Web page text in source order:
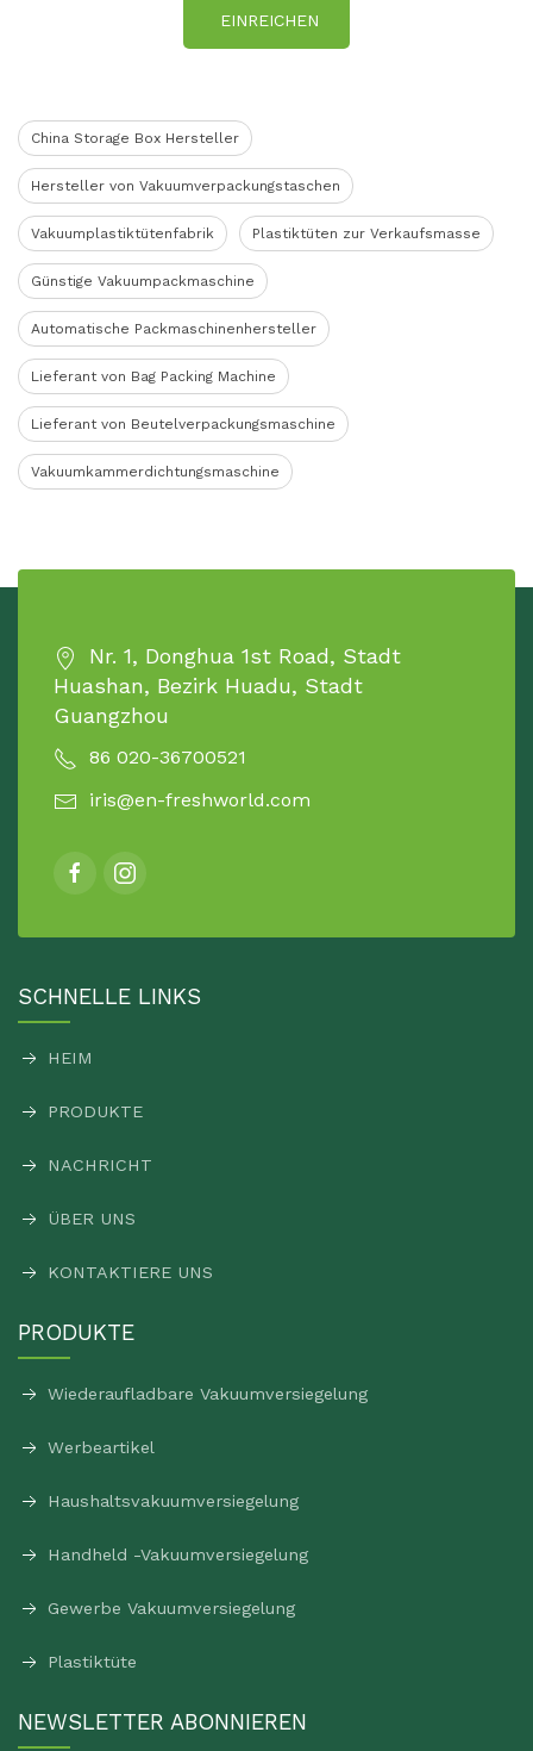
EINREICHEN
China Storage Box Hersteller
Hersteller von Vakuumverpackungstaschen
Vakuumplastiktütenfabrik Plastiktüten zur Verkaufsmasse
Günstige Vakuumpackmaschine
Automatische Packmaschinenhersteller
Lieferant von Bag Packing Machine
Lieferant von Beutelverpackungsmaschine
Vakuumkammerdichtungsmaschine
Nr. 1, Donghua 1st Road, Stadt
Huashan, Bezirk Huadu, Stadt
Guangzhou
86 020-36700521
iris@en-freshworld.com
SCHNELLE LINKS
HEIM
PRODUKTE
NACHRICHT
ÜBER UNS
KONTAKTIERE UNS
PRODUKTE
Wiederaufladbare Vakuumversiegelung
Werbeartikel
Haushaltsvakuumversiegelung
Handheld -Vakuumversiegelung
Gewerbe Vakuumversiegelung
Plastiktüte
NEWSLETTER ABONNIEREN